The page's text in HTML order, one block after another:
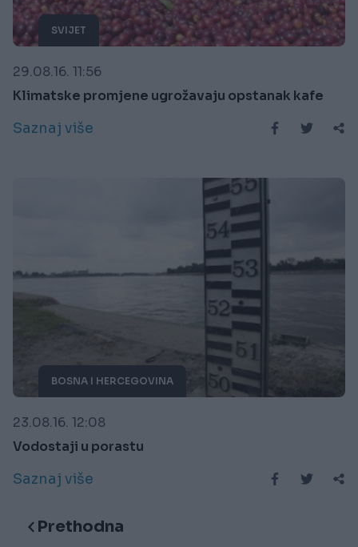
SVIJET
29.08.16. 11:56
Klimatske promjene ugrožavaju opstanak kafe
Saznaj više
BOSNA I HERCEGOVINA
23.08.16. 12:08
Vodostaji u porastu
Saznaj više
Prethodna